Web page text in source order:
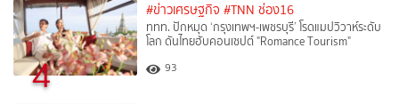
4
#ข่าวเศรษฐกิจ #TNN ช่อง16
ททท. ปักหมุด ‘กรุงเทพฯ-เพชรบุรี’ โรดแมปวิวาห์ระดับ
โลก ดันไทยฮับคอนเซปต์ "Romance Tourism"
93